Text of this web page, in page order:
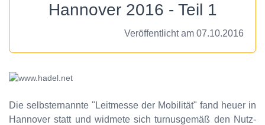
Hannover 2016 - Teil 1
Veröffentlicht am 07.10.2016
Die selbsternannte "Leitmesse der Mobilität" fand heuer in
Hannover statt und widmete sich turnusgemäß den Nutz-